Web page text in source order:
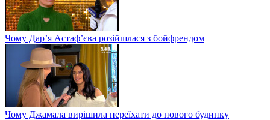
Чому Дар’я Астаф’єва розійшлася з бойфрендом
Чому Джамала вирішила переїхати до нового будинку